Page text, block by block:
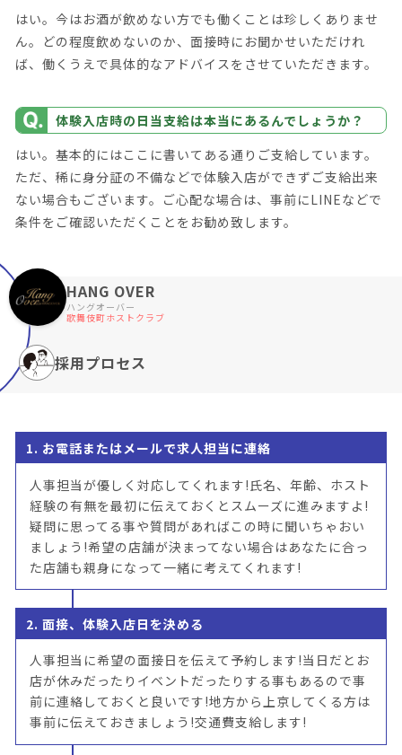
はい。今はお酒が飲めない方でも働くことは珍しくありませ
ん。どの程度飲めないのか、面接時にお聞かせいただけれ
ば、働くうえで具体的なアドバイスをさせていただきます。
体験入店時の日当支給は本当にあるんでしょうか？
はい。基本的にはここに書いてある通りご支給しています。
ただ、稀に身分証の不備などで体験入店ができずご支給出来
ない場合もございます。ご心配な場合は、事前にLINEなどで
条件をご確認いただくことをお勧め致します。
HANG OVER
ハングオーバー
歌舞伎町ホストクラブ
採用プロセス
1. お電話またはメールで求人担当に連絡
人事担当が優しく対応してくれます!氏名、年齢、ホスト
経験の有無を最初に伝えておくとスムーズに進みますよ!
疑問に思ってる事や質問があればこの時に聞いちゃおい
ましょう!希望の店舗が決まってない場合はあなたに合っ
た店舗も親身になって一緒に考えてくれます!
2. 面接、体験入店日を決める
人事担当に希望の面接日を伝えて予約します!当日だとお
店が休みだったりイベントだったりする事もあるので事
前に連絡しておくと良いです!地方から上京してくる方は
事前に伝えておきましょう!交通費支給します!